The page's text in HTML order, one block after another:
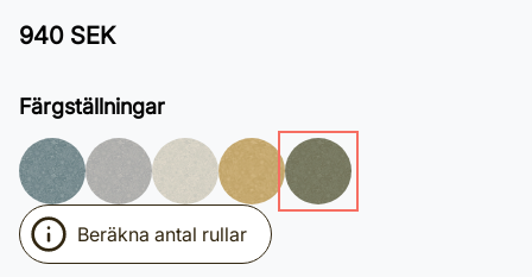
940 SEK
Färgställningar
Beräkna antal rullar